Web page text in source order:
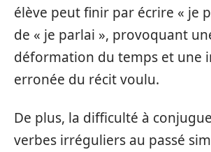
élève peut finir par écrire « je
de « je parlai », provoquant
déformation du temps et une
erronée du récit voulu.
De plus, la difficulté à
verbes irréguliers au passé